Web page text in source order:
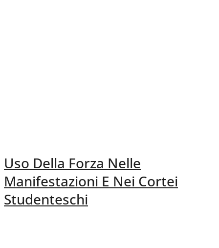
Uso Della Forza Nelle
Manifestazioni E Nei Cortei
Studenteschi